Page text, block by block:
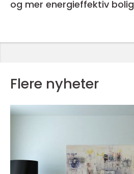
og mer energieffektiv bolig
Flere nyheter